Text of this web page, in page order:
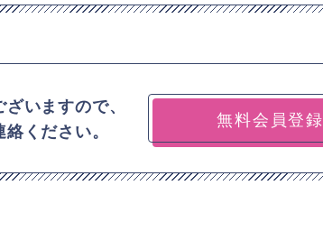
いますので、
ください。
無料会員登録